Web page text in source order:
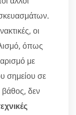
οι
όπως
με
σημείου σε
βάθος, δεν